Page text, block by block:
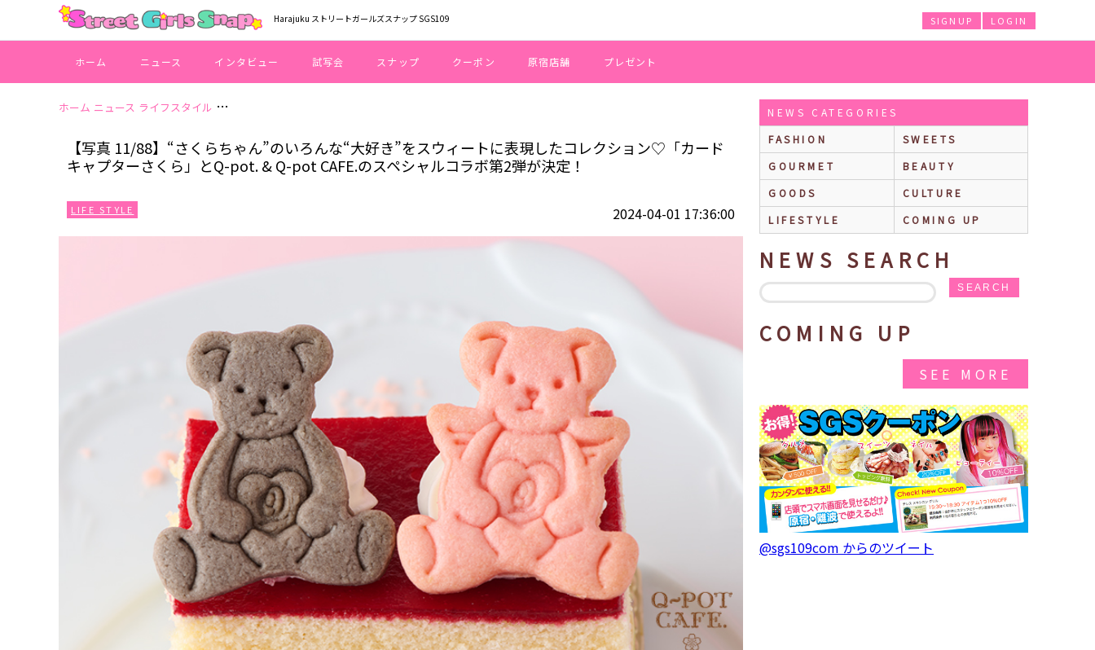
Harajuku ストリートガールズスナップ SGS109 LOGIN
SIGNUP
ホーム ニュース インタビュー 試写会 スナップ クーポン 原宿店舗 プレゼント
ホーム ニュース ライフスタイル 【写真 11/88】“さくらちゃん”のいろんな“大好き”をスウィートに表現したコレクション♡「カードキャプターさくら」とQ-pot. & Q-pot CAFE.のスペシャルコラボ第2弾が決定！
【写真 11/88】“さくらちゃん”のいろんな“大好き”をスウィートに表現したコレクション♡「カード
キャプターさくら」とQ-pot. & Q-pot CAFE.のスペシャルコラボ第2弾が決定！
LIFE STYLE 2024-04-01 17:36:00
NEWS CATEGORIES
FASHION
SWEETS
GOURMET
BEAUTY
GOODS
CULTURE
LIFESTYLE
COMING UP
NEWS SEARCH
SEARCH
COMING UP
SEE MORE
@sgs109com からのツイート